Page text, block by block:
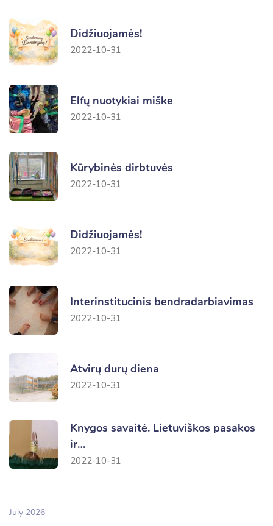
Didžiuojamės!
2022-10-31
Elfų nuotykiai miške
2022-10-31
Kūrybinės dirbtuvės
2022-10-31
Didžiuojamės!
2022-10-31
Interinstitucinis bendradarbiavimas
2022-10-31
Atvirų durų diena
2022-10-31
Knygos savaitė. Lietuviškos pasakos
ir…
2022-10-31
July 2026